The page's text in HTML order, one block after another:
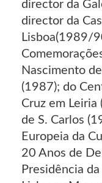
director da
director da
Lisboa(1989/
Nascimento
(1987); do
Cruz em Leiria
de S. Carlos
Europeia da
20 Anos de
Presidência